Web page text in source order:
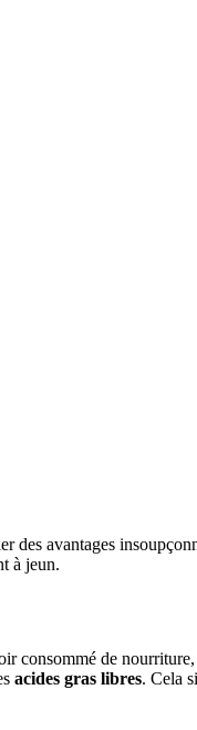
des avantages
à jeun.
consommé de
acides gras libres. Cela